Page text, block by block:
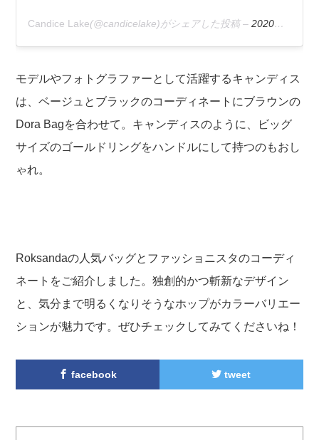
Candice Lake(@candicelake)がシェアした投稿 –2020年 2月月17日午前11時43分PST
モデルやフォトグラファーとして活躍するキャンディス
は、ベージュとブラックのコーディネートにブラウンの
Dora Bagを合わせて。キャンディスのように、ビッグ
サイズのゴールドリングをハンドルにして持つのもおし
ゃれ。
Roksandaの人気バッグとファッショニスタのコーディ
ネートをご紹介しました。独創的かつ斬新なデザイン
と、気分まで明るくなりそうなホップがカラーバリエー
ションが魅力です。ぜひチェックしてみてくださいね！
facebook tweet